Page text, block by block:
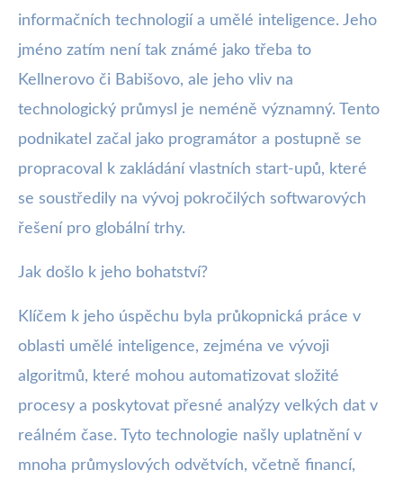
informačních technologií a umělé inteligence. Jeho
jméno zatím není tak známé jako třeba to
Kellnerovo či Babišovo, ale jeho vliv na
technologický průmysl je neméně významný. Tento
podnikatel začal jako programátor a postupně se
propracoval k zakládání vlastních start-upů, které
se soustředily na vývoj pokročilých softwarových
řešení pro globální trhy.
Jak došlo k jeho bohatství?
Klíčem k jeho úspěchu byla průkopnická práce v
oblasti umělé inteligence, zejména ve vývoji
algoritmů, které mohou automatizovat složité
procesy a poskytovat přesné analýzy velkých dat v
reálném čase. Tyto technologie našly uplatnění v
mnoha průmyslových odvětvích, včetně financí,